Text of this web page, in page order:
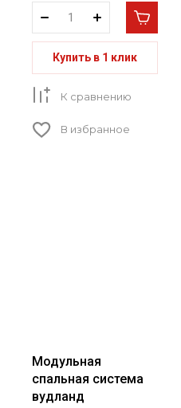
Купить в 1 клик
К сравнению
В избранное
Модульная
спальная система
вудланд